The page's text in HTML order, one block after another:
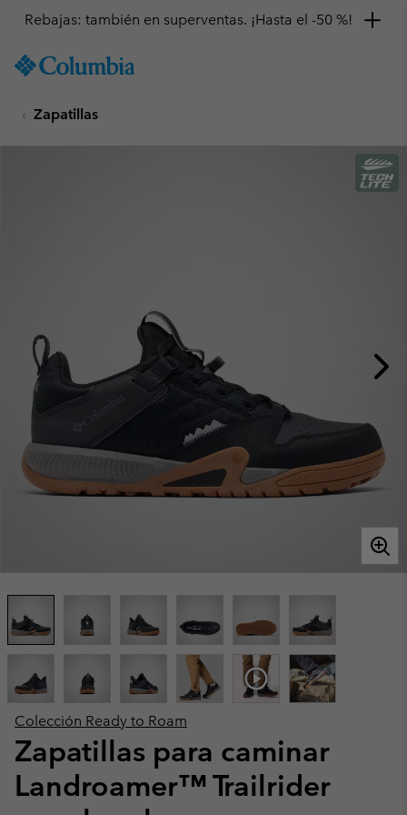
TO
SKIP
MAIN
Rebajas: también en superventas. ¡Hasta el -50 %!
Zapatillas
Colección Ready to Roam
Zapatillas para caminar
Landroamer™ Trailrider